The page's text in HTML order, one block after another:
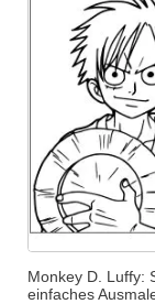
Monkey D. Luffy:
einfaches